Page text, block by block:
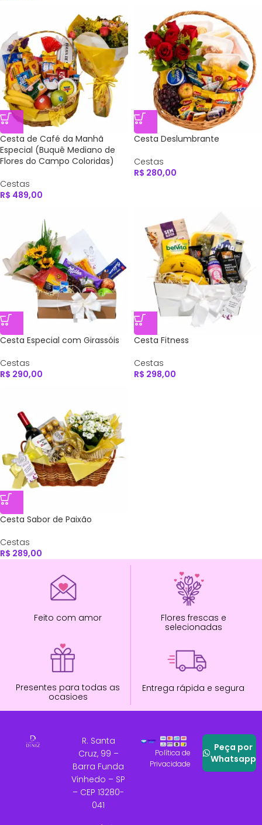
Cesta de Café da Manhã
Especial (Buquê Mediano de
Flores do Campo Coloridas)
Cestas
R$ 489,00
Cesta Deslumbrante
Cestas
R$ 280,00
Cesta Especial com Girassóis
Cestas
R$ 290,00
Cesta Fitness
Cestas
R$ 298,00
Cesta Sabor de Paixão
Cestas
R$ 289,00
Feito com amor
Flores frescas e
selecionadas
Presentes para todas as
ocasioes
Entrega rápida e segura
R. Santa
Cruz, 99 –
Barra Funda
Vinhedo – SP
– CEP 13280-
041
Política de
Privacidade
Peça por
Whatsapp